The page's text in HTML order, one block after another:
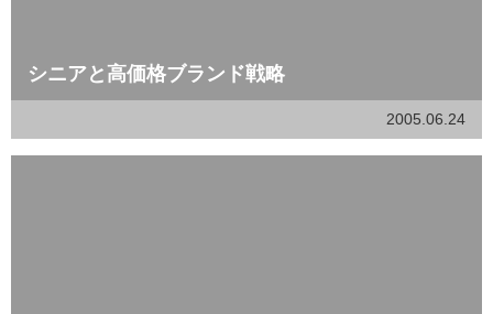
シニアと高価格ブランド戦略
2005.06.24